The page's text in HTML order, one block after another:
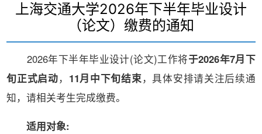
上海交通大学2026年下半年毕业设计
（论文）缴费的通知
2026年下半年毕业设计(论文)工作将于2026年7月下
旬正式启动， 11月中下旬结束，具体安排请关注后续通
知，请相关考生完成缴费。
适用对象: